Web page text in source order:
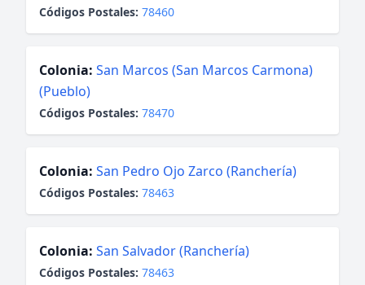
Códigos Postales: 78460
Colonia: San Marcos (San Marcos Carmona)
(Pueblo)
Códigos Postales: 78470
Colonia: San Pedro Ojo Zarco (Ranchería)
Códigos Postales: 78463
Colonia: San Salvador (Ranchería)
Códigos Postales: 78463